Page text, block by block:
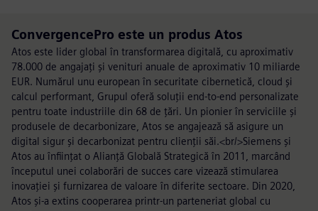
ConvergencePro este un produs Atos
Atos este lider global în transformarea digitală, cu aproximativ
78.000 de angajați și venituri anuale de aproximativ 10 miliarde
EUR. Numărul unu european în securitate cibernetică, cloud și
calcul performant, Grupul oferă soluții end-to-end personalizate
pentru toate industriile din 68 de țări. Un pionier în serviciile și
produsele de decarbonizare, Atos se angajează să asigure un
digital sigur și decarbonizat pentru clienții săi.<br/>Siemens și
Atos au înființat o Alianță Globală Strategică în 2011, marcând
începutul unei colaborări de succes care vizează stimularea
inovației și furnizarea de valoare în diferite sectoare. Din 2020,
Atos și-a extins cooperarea printr-un parteneriat global cu